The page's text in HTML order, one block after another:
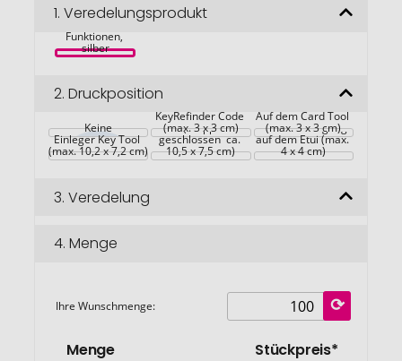
Bildgalerie
1. Veredelungsprodukt
Card Tool //
Funktionen,
silber
2. Druckposition
Keine
KeyRefinder Code
(max. 3 x 3 cm)
Auf dem Card Tool
(max. 3 x 3 cm)
Einleger Key Tool
(max. 10,2 x 7,2 cm)
Verpackung Key
Tool (Mäppchen
geschlossen  ca.
10,5 x 7,5 cm)
Werbeanbringung
auf dem Etui (max.
4 x 4 cm)
3. Veredelung
4. Menge
Ihre Wunschmenge:
Menge
Stückpreis*